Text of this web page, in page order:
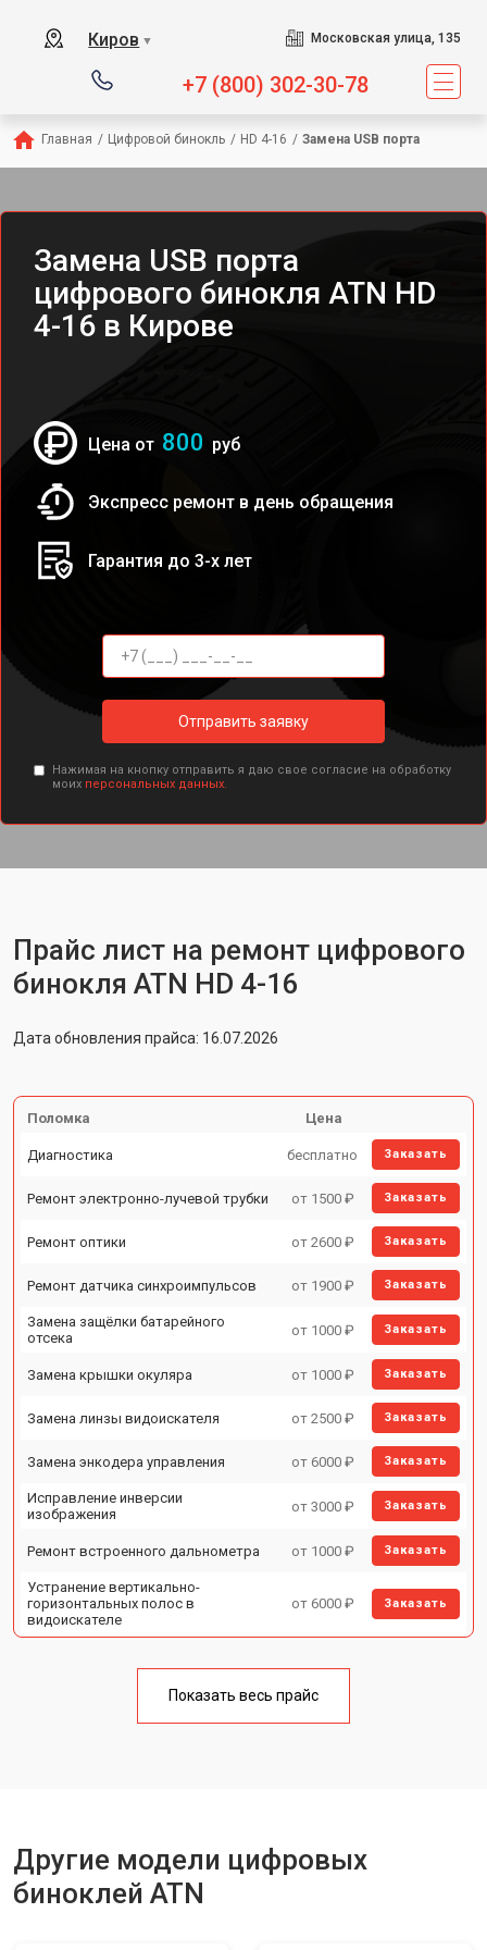
Киров ▼ Московская улица, 135
+7 (800) 302-30-78
Главная / Цифровой бинокль / HD 4-16 / Замена USB порта
Замена USB порта
цифрового бинокля ATN HD
4-16 в Кирове
Цена от 800 руб
Экспресс ремонт в день обращения
Гарантия до 3-х лет
Отправить заявку
Нажимая на кнопку отправить я даю свое согласие на обработку
моих персональных данных.
Прайс лист на ремонт цифрового
бинокля ATN HD 4-16
Дата обновления прайса: 16.07.2026
Поломка Цена
Диагностика бесплатно Заказать
Ремонт электронно-лучевой трубки от 1500 ₽ Заказать
Ремонт оптики от 2600 ₽ Заказать
Ремонт датчика синхроимпульсов от 1900 ₽ Заказать
Замена защёлки батарейного
отсека
от 1000 ₽ Заказать
Замена крышки окуляра от 1000 ₽ Заказать
Замена линзы видоискателя от 2500 ₽ Заказать
Замена энкодера управления от 6000 ₽ Заказать
Исправление инверсии
изображения
от 3000 ₽ Заказать
Ремонт встроенного дальнометра от 1000 ₽ Заказать
Устранение вертикально-
горизонтальных полос в
видоискателе
от 6000 ₽ Заказать
от 2000 ₽
Замена матрицы
Показать весь прайс
Другие модели цифровых
биноклей ATN